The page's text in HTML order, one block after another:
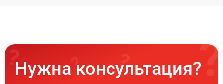
Нужна консультация?